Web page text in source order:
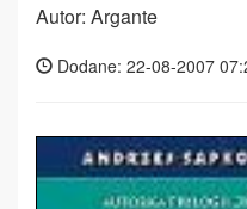
Autor: Argante
Dodane: 22-08-2007